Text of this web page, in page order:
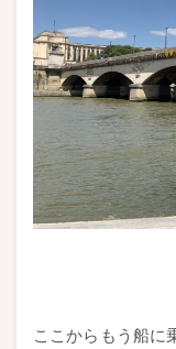
ここからもう船に